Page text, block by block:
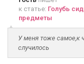
к статье: Голубь
предметы
У меня тоже самое,к
случилось